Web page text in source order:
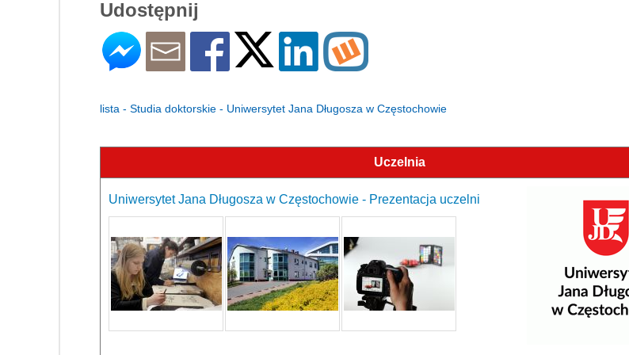
Udostępnij
lista - Studia doktorskie - Uniwersytet Jana Długosza w Częstochowie
Uczelnia
Uniwersytet Jana Długosza w Częstochowie - Prezentacja uczelni